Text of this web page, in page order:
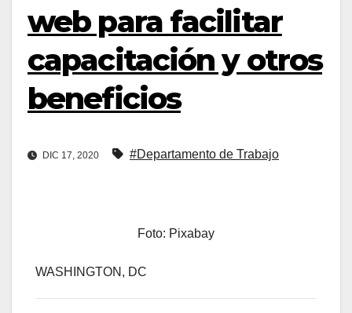
web para facilitar
capacitación y otros
beneficios
DIC 17, 2020 #Departamento de Trabajo
Foto: Pixabay
WASHINGTON, DC